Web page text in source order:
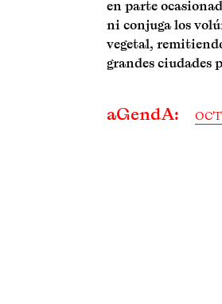
en parte
ni conjuga los
vegetal,
grandes ciudades
aGendA: